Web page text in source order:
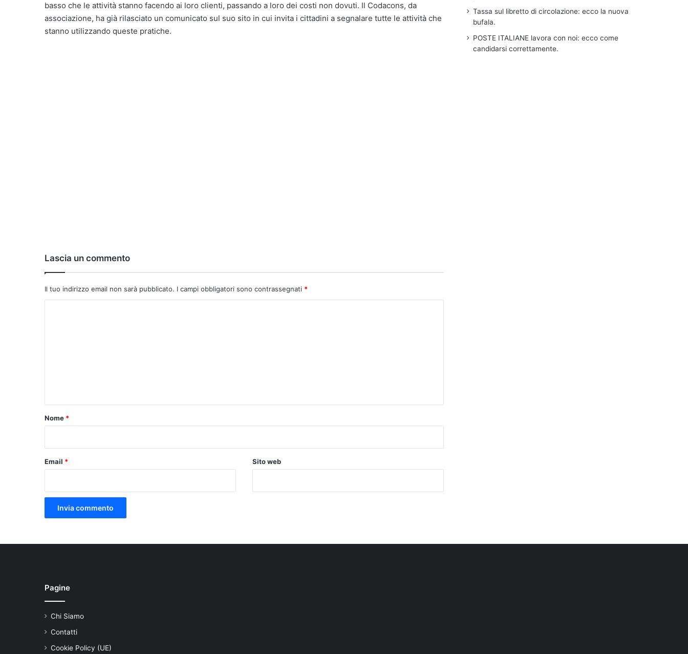
basso che le attività stanno facendo ai loro clienti, passando a loro dei costi non dovuti. Il Codacons, da
associazione, ha già rilasciato un comunicato sul suo sito in cui invita i cittadini a segnalare tutte le attività che
stanno utilizzando queste pratiche.
Lascia un commento
Il tuo indirizzo email non sarà pubblicato. I campi obbligatori sono contrassegnati *
o
Nome *
Email * Sito web
Tassa sul libretto di circolazione: ecco la nuova
bufala.
POSTE ITALIANE lavora con noi: ecco come
candidarsi correttamente.
Pagine
Chi Siamo
Contatti
Cookie Policy (UE)